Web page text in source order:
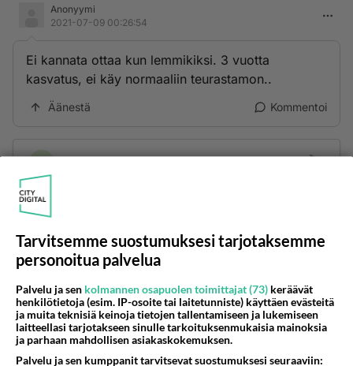
Anonyymi
2021-07-09 00:26:54
Ei kannata ottaa kun lemmikiksi. 3 vuotta
kasvatus, ei käy normaaliin teurastamon..
Äänestä Kommentoi
Ketjusta on poistettu
Takaisin ylös
LUETUIMMAT KESKUSTELUT
PÄIVÄ VIIKKO KUUKAUSI
Jos SDP ei voita reilusti, persut kumoavat demokratian Suomesta 598
Tarvitsemme suostumuksesi tarjotaksemme
personoitua palvelua
Palvelu ja sen kolmannen osapuolen toimittajat (73) keräävät
henkilötietoja (esim. IP-osoite tai laitetunniste) käyttäen evästeitä
ja muita teknisiä keinoja tietojen tallentamiseen ja lukemiseen
laitteellasi tarjotakseen sinulle tarkoituksenmukaisia mainoksia
ja parhaan mahdollisen asiakaskokemuksen.
Palvelu ja sen kumppanit tarvitsevat suostumuksesi seuraaviin: